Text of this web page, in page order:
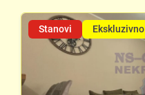
Stanovi Ekskluzivno